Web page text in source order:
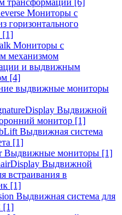
трансформации [6]
Мониторы с
горизонтального
[1]
Мониторы с
механизмом
и выдвижным
[4]
выдвижные мониторы
Выдвижной
монитор [1]
Выдвижная система
[1]
Выдвижные мониторы [1]
Выдвижной
встраивания в
[1]
Выдвижная система для
[1]